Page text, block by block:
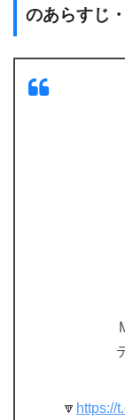
のあらすじ
🔽 https://